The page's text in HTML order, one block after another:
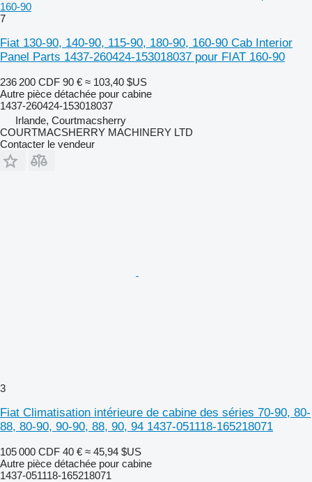
160-90
7
Fiat 130-90, 140-90, 115-90, 180-90, 160-90 Cab Interior
Panel Parts 1437-260424-153018037 pour FIAT 160-90
236 200 CDF 90 € ≈ 103,40 $US
Autre pièce détachée pour cabine
1437-260424-153018037
Irlande, Courtmacsherry
COURTMACSHERRY MACHINERY LTD
Contacter le vendeur
3
Fiat Climatisation intérieure de cabine des séries 70-90, 80-
88, 80-90, 90-90, 88, 90, 94 1437-051118-165218071
105 000 CDF 40 € ≈ 45,94 $US
Autre pièce détachée pour cabine
1437-051118-165218071